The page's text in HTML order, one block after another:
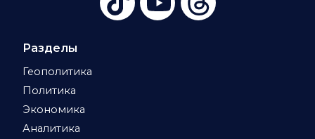
Разделы
Геополитика
Политика
Экономика
Аналитика